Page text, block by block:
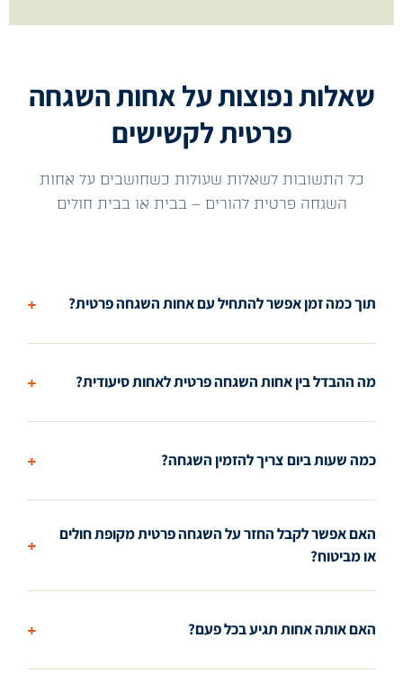
שאלות נפוצות על אחות השגחה
פרטית לקשישים
כל התשובות לשאלות שעולות כשחושבים על אחות
השגחה פרטית להורים – בבית או בבית חולים
תוך כמה זמן אפשר להתחיל עם אחות השגחה פרטית? +
מה ההבדל בין אחות השגחה פרטית לאחות סיעודית? +
כמה שעות ביום צריך להזמין השגחה? +
האם אפשר לקבל החזר על השגחה פרטית מקופת חולים
או מביטוח?
+
האם אותה אחות תגיע בכל פעם? +